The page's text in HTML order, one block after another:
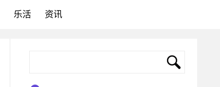
乐活 资讯